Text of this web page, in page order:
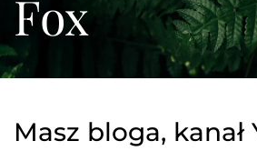
Fox
Masz bloga, kanał